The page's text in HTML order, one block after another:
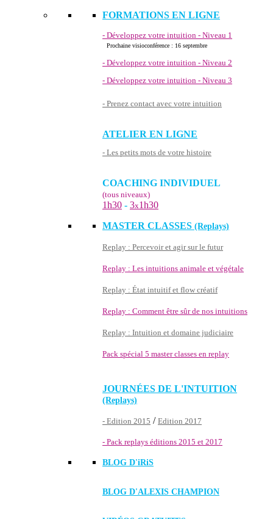
FORMATIONS EN LIGNE
- Développez votre intuition - Niveau 1
Prochaine visioconférence : 16 septembre
- Développez votre intuition - Niveau 2
- Développez votre intuition - Niveau 3
- Prenez contact avec votre intuition
ATELIER EN LIGNE
- Les petits mots de votre histoire
COACHING INDIVIDUEL
(tous niveaux)
1h30 - 3x1h30
MASTER CLASSES (Replays)
Replay : Percevoir et agir sur le futur
Replay : Les intuitions animale et végétale
Replay : État intuitif et flow créatif
Replay : Comment être sûr de nos intuitions
Replay : Intuition et domaine judiciaire
Pack spécial 5 master classes en replay
JOURNÉES DE L'INTUITION
(Replays)
- Edition 2015 / Edition 2017
- Pack replays éditions 2015 et 2017
BLOG D'iRiS
BLOG D'ALEXIS CHAMPION